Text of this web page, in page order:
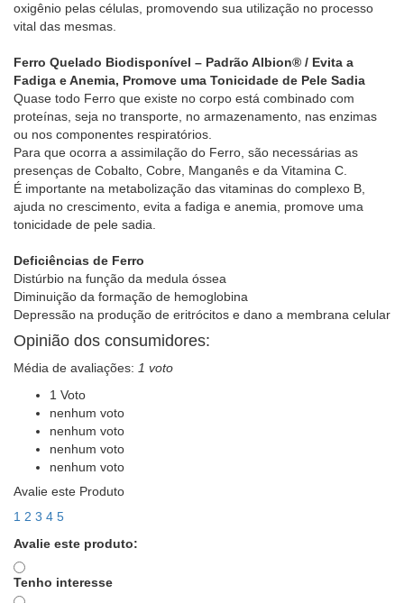
oxigênio pelas células, promovendo sua utilização no processo
vital das mesmas.
Ferro Quelado Biodisponível – Padrão Albion® / Evita a
Fadiga e Anemia, Promove uma Tonicidade de Pele Sadia
Quase todo Ferro que existe no corpo está combinado com
proteínas, seja no transporte, no armazenamento, nas enzimas
ou nos componentes respiratórios.
Para que ocorra a assimilação do Ferro, são necessárias as
presenças de Cobalto, Cobre, Manganês e da Vitamina C.
É importante na metabolização das vitaminas do complexo B,
ajuda no crescimento, evita a fadiga e anemia, promove uma
tonicidade de pele sadia.
Deficiências de Ferro
Distúrbio na função da medula óssea
Diminuição da formação de hemoglobina
Depressão na produção de eritrócitos e dano a membrana celular
Opinião dos consumidores:
Média de avaliações: 1 voto
1 Voto
nenhum voto
nenhum voto
nenhum voto
nenhum voto
Avalie este Produto
1 2 3 4 5
Avalie este produto:
Tenho interesse